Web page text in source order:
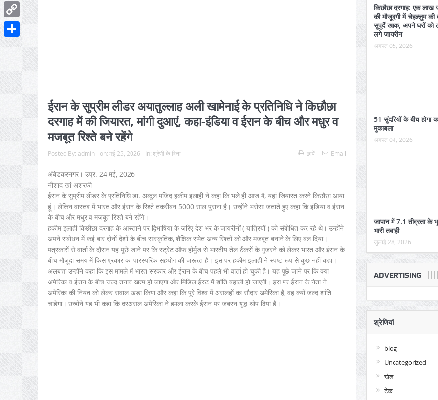
ईरान के सुप्रीम लीडर अयातुल्लाह अली खामेनाई के प्रतिनिधि ने किछौछा
दरगाह में की जियारत, मांगी दुआएं, कहा-इंडिया व ईरान के बीच और मधुर व
मजबूत रिश्ते बने रहेंगे
Posted By: admin on: मई 25, 2026 In: श्रेणी के बिना छापें Email
अंबेडकरनगर। उप्र. 24 मई, 2026
नौशाद खां अशरफी
ईरान के सुप्रीम लीडर के प्रतिनिधि डा. अब्दुल मजिद हकीम इलाही ने कहा कि भले ही आज मै, यहां जियारत करने किछौछा आया
हूं। लेकिन वास्तव में भारत और ईरान के रिश्ते तकरीबन 5000 साल पुराना है। उन्होंने भरोसा जताते हुए कहा कि इंडिया व ईरान
के बीच और मधुर व मजबूत रिश्ते बने रहेंगे।
हकीम इलाही किछौछा दरगाह के आस्ताने पर द्विभाषिया के जरिए देश भर के जायरीनों ( यात्रियों ) को संबोधित कर रहे थे। उन्होंने
अपने संबोधन में कई बार दोनों देशों के बीच सांस्कृतिक, शैक्षिक समेत अन्य रिश्तों को और मजबूत बनाने के लिए बल दिया।
पत्रकारों से वार्ता के दौरान यह पूछे जाने पर कि स्ट्रेट ऑफ होर्मुज से भारतीय तेल टैंकरों के गुजरने को लेकर भारत और ईरान के
बीच मौजूदा समय में किस प्रकार का पारस्परिक सहयोग की जरूरत है। इस पर हकीम इलाही ने स्पष्ट रूप से कुछ नहीं कहा।
अलबत्ता उन्होंने कहा कि इस मामले में भारत सरकार और ईरान के बीच पहले भी वार्ता हो चुकी है। यह पूछे जाने पर कि क्या
अमेरिका व ईरान के बीच जल्द तनाव खत्म हो जाएगा और मिडिल ईस्ट में शांति बहाली हो जाएगी। इस पर ईरान के नेता ने
अमेरिका की नियत को लेकर सवाल खड़ा किया और कहा कि पूरे विश्व में असलहों का सौदार अमेरिका है, वह क्यों जल्द शांति
चाहेगा। उन्होंने यह भी कहा कि दरअसल अमेरिका ने हमला करके ईरान पर जबरन युद्ध थोप दिया है।
किछौछा दरगाह: एक लाख
की मौजूदगी में चेहल्लुम की
सुपुर्दे खाक, अपने घरों को
लगे जायरीन
अगस्त 05, 2026
51 सुंदरियों के बीच होगा
मुकाबला
अगस्त 04, 2026
जापान में 7.1 तीव्रता के
भारी तबाही
जुलाई 28, 2026
ADVERTISING
श्रेणियां
blog
Uncategorized
खेल
टेक
Instapaper
Copy
Link
Share